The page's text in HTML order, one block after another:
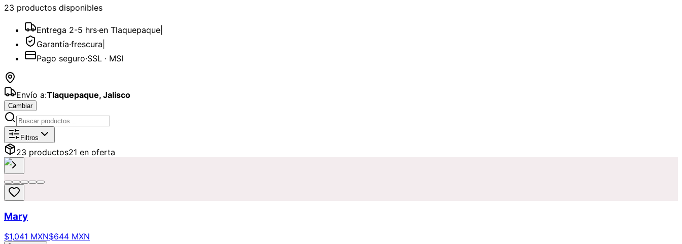
23 productos disponibles
Entrega 2-5 hrs·en Tlaquepaque
Garantía·frescura
Pago seguro·SSL · MSI
Envío a:Tlaquepaque, Jalisco
Cambiar
Catálogo deAgradecimientos
Filtros
23 productos21 en oferta
Mary
$1,041 MXN$644 MXN